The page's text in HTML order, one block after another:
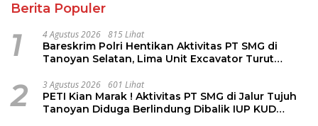
Berita Populer
1 4 Agustus 2026 815 Lihat
Bareskrim Polri Hentikan Aktivitas PT SMG di
Tanoyan Selatan, Lima Unit Excavator Turut
2 3 Agustus 2026 601 Lihat
PETI Kian Marak ! Aktivitas PT SMG di Jalur Tujuh
Tanoyan Diduga Berlindung Dibalik IUP KUD